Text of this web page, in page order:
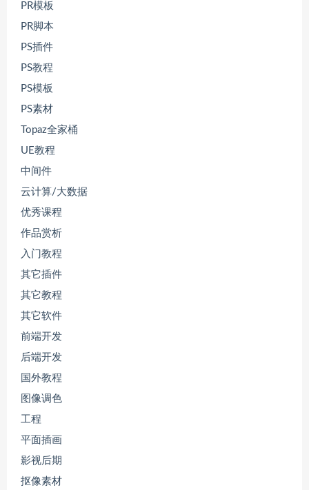
PR模板
PR脚本
PS插件
PS教程
PS模板
PS素材
Topaz全家桶
UE教程
中间件
云计算/大数据
优秀课程
作品赏析
入门教程
其它插件
其它教程
其它软件
前端开发
后端开发
国外教程
图像调色
工程
平面插画
影视后期
抠像素材